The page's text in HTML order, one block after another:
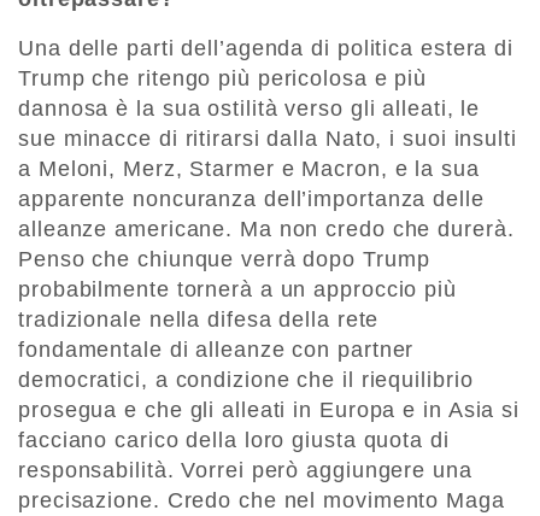
Una delle parti dell’agenda di politica estera di
Trump che ritengo più pericolosa e più
dannosa è la sua ostilità verso gli alleati, le
sue minacce di ritirarsi dalla Nato, i suoi insulti
a Meloni, Merz, Starmer e Macron, e la sua
apparente noncuranza dell’importanza delle
alleanze americane. Ma non credo che durerà.
Penso che chiunque verrà dopo Trump
probabilmente tornerà a un approccio più
tradizionale nella difesa della rete
fondamentale di alleanze con partner
democratici, a condizione che il riequilibrio
prosegua e che gli alleati in Europa e in Asia si
facciano carico della loro giusta quota di
responsabilità. Vorrei però aggiungere una
precisazione. Credo che nel movimento Maga